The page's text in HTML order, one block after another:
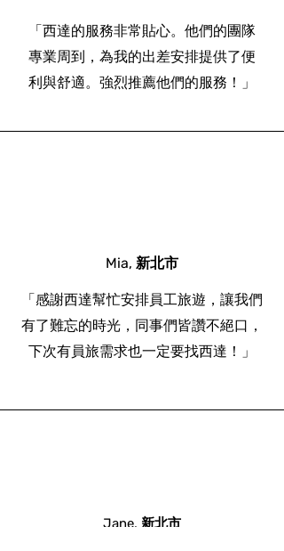
​「西達的服務非常貼心。他們的團隊
專業周到，為我的出差安排提供了便
利與舒適。強烈推薦他們的服務！」
Mia, 新北市
「感謝西達幫忙安排員工旅遊，讓我們
有了難忘的時光，同事們皆讚不絕口，
下次有員旅需求也一定要找西達！」
Jane, 新北市